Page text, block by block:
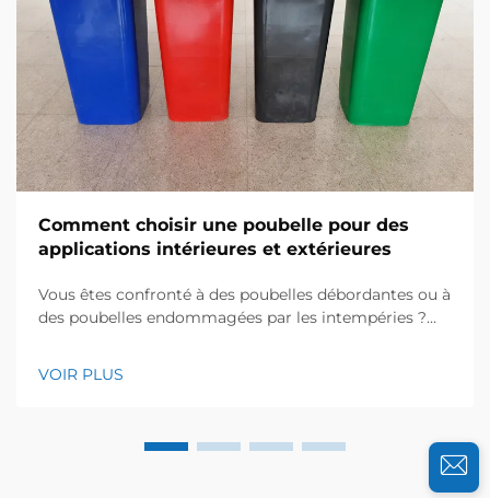
Comment choisir une poubelle pour des
applications intérieures et extérieures
Vous êtes confronté à des poubelles débordantes ou à
des poubelles endommagées par les intempéries ?
retour sur investissement (ROI). Obtenez dès
VOIR PLUS